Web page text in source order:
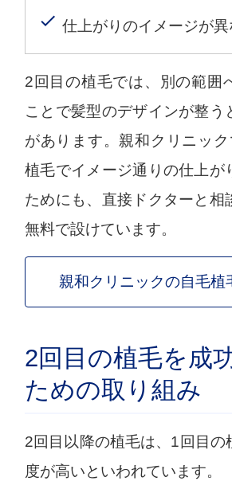
仕上がりのイメージが
2回目の植毛では、別の範囲
ことで髪型のデザインが整う
があります。親和クリニッ
植毛でイメージ通りの仕上が
ためにも、直接ドクターと相
無料で設けています。
親和クリニックの自毛植
2回目の植毛を成
ための取り組み
2回目以降の植毛は、1回目の
度が高いといわれています。